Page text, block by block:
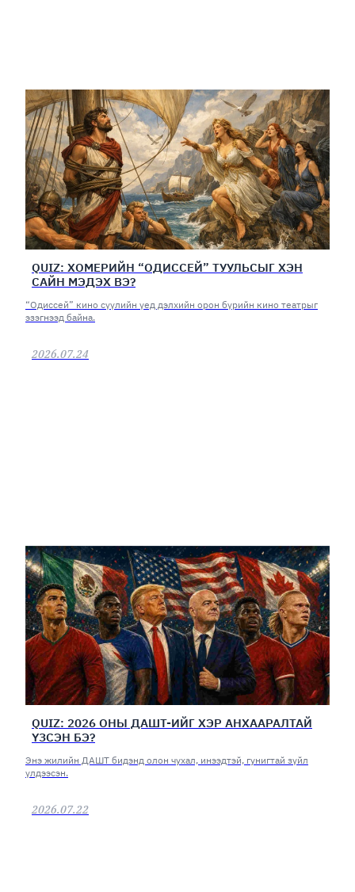
QUIZ: ХОМЕРИЙН “ОДИССЕЙ” ТУУЛЬСЫГ ХЭН
САЙН МЭДЭХ ВЭ?
“Одиссей” кино сүүлийн үед дэлхийн орон бүрийн кино театрыг
эзэгнээд байна.
2026.07.24
QUIZ: 2026 ОНЫ ДАШТ-ИЙГ ХЭР АНХААРАЛТАЙ
ҮЗСЭН БЭ?
Энэ жилийн ДАШТ бидэнд олон чухал, инээдтэй, гунигтай зүйл
үлдээсэн.
2026.07.22